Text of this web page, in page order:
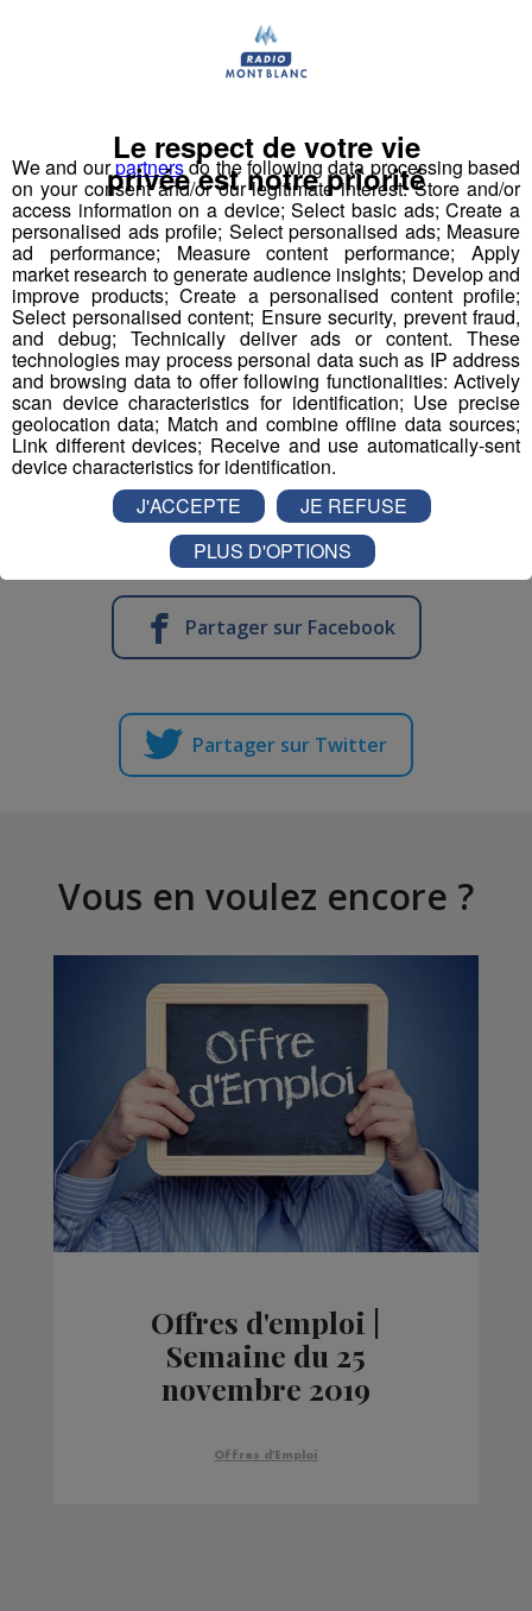
Cet hiver, Radio Mont Blanc vous offre vos
invitations pour la patinoire extérieure de Cluses
Mais ce n'est pas tout ! Cette semaine, Romain et Laura
vous donnent rendez-vous pourla Matinale de Radio
Mont Blancet vous offre 10 invitations pour la
patinoire extérieure de Cluses, aveclocation de
patins incluse, d'une valeur de 130 € !
Le cadeau idéal pour démarrer les vacances d'hiver !
Pour jouer, envoyez le codeCLUSESpar SMS au72 800
(0,65 € + coût d'un SMS)du 19 au 21 février!
Bonne chance à tous !
Règlement et conditions de participation
Partager sur Facebook
Partager sur Twitter
Vous en voulez encore ?
Offres d'emploi |
Semaine du 25
novembre 2019
Offres d'Emploi
We and ourpartnersdo the following data processing based
on your consent and/or our legitimate interest: Store and/or
access information on a device; Select basic ads; Create a
personalised ads profile; Select personalised ads; Measure
ad performance; Measure content performance; Apply
market research to generate audience insights; Develop and
improve products; Create a personalised content profile;
Select personalised content; Ensure security, prevent fraud,
and debug; Technically deliver ads or content. These
technologies may process personal data such as IP address
and browsing data to offer following functionalities: Actively
scan device characteristics for identification; Use precise
geolocation data; Match and combine offline data sources;
Link different devices; Receive and use automatically-sent
device characteristics for identification.
Le respect de votre vie
privée est notre priorité
J'ACCEPTE
JE REFUSE
PLUS D'OPTIONS